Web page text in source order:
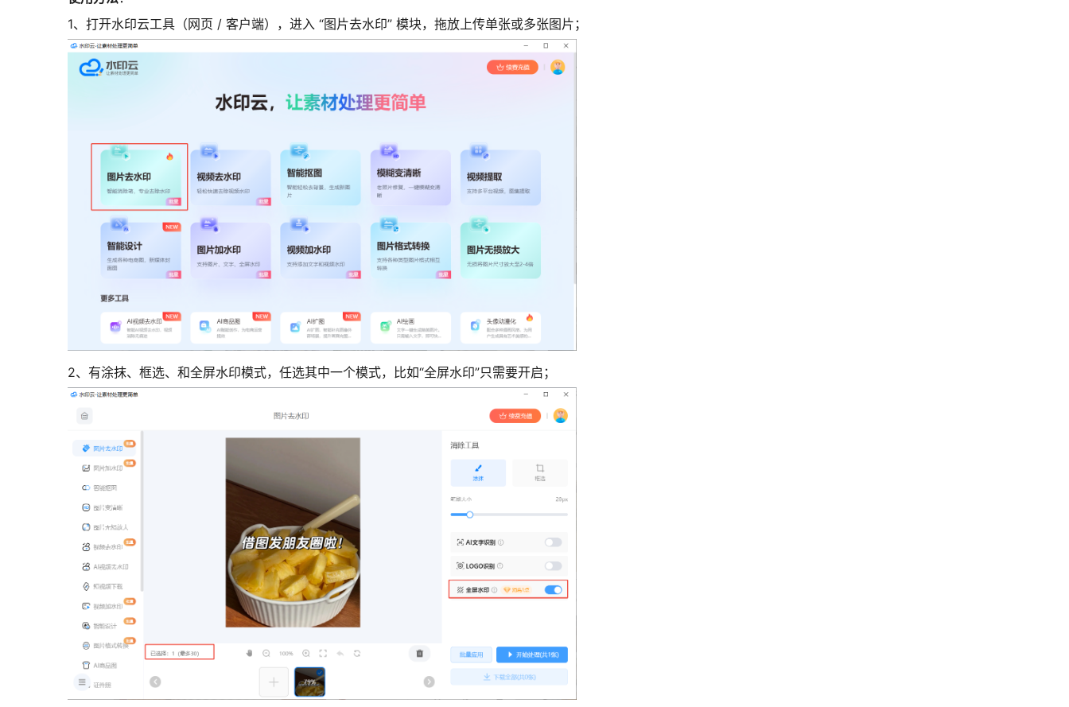
1、打开水印云工具（网页 / 客户端），进入 “图片去水印” 模块，拖放上传单张或多张图片；
2、有涂抹、框选、和全屏水印模式，任选其中一个模式，比如“全屏水印”只需要开启；